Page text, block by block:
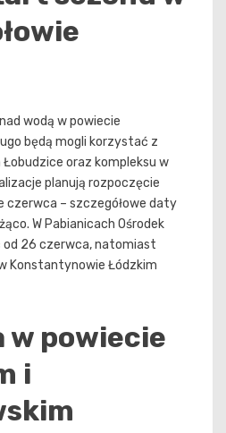
wodą w powiecie
będą mogli korzystać z
Łobudzice oraz kompleksu w
planują rozpoczęcie
czerwca – szczegółowe daty
W Pabianicach Ośrodek
od 26 czerwca, natomiast
Konstantynowie Łódzkim
w powiecie
i